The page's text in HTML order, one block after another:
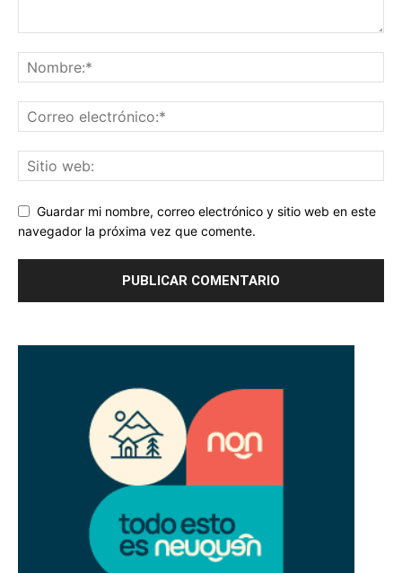
Guardar mi nombre, correo electrónico y sitio web en este
navegador la próxima vez que comente.